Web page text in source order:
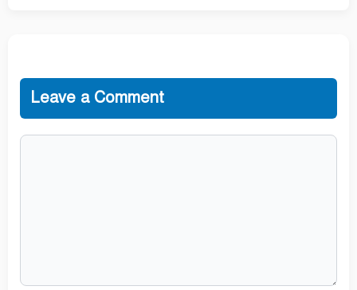
Leave a Comment
Comment